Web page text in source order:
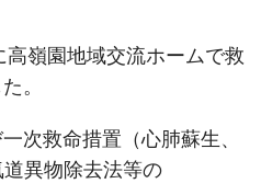
嶺園地域交流ホームで救
。
次救命措置（心肺蘇生、
異物除去法等の